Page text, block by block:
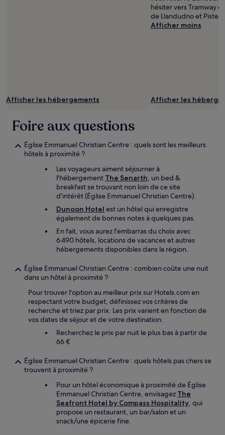
Afficher les hébergements
hésiter vers Tramway
de Llandudno et Piste
Afficher moins
Afficher les
Foire aux questions
Église Emmanuel Christian Centre : quels sont les meilleurs
hôtels à proximité ?
Les voyageurs aiment séjourner à
l'hébergement The Senarth, un bed &
breakfast se trouvant non loin de ce site
d'intérêt (Église Emmanuel Christian Centre).
Dunoon Hotel est un hôtel qui enregistre
également de bonnes notes à quelques pas.
En fait, vous aurez l'embarras du choix avec
6 490 hôtels, locations de vacances et autres
hébergements disponibles dans la région.
Église Emmanuel Christian Centre : combien coûte une nuit
dans un hôtel à proximité ?
Pour trouver l'option au meilleur prix sur Hotels.com en
respectant votre budget, définissez vos critères de
recherche et triez par prix. Les prix varient en fonction de
vos dates de séjour et de votre destination.
Recherchez le prix par nuit le plus bas à partir de
66 €
Église Emmanuel Christian Centre : quels hôtels pas chers se
trouvent à proximité ?
Pour un hôtel économique à proximité de Église
Emmanuel Christian Centre, envisagez The
Seafront Hotel by Compass Hospitality, qui
propose un restaurant, un bar/salon et un
snack/une épicerie fine.